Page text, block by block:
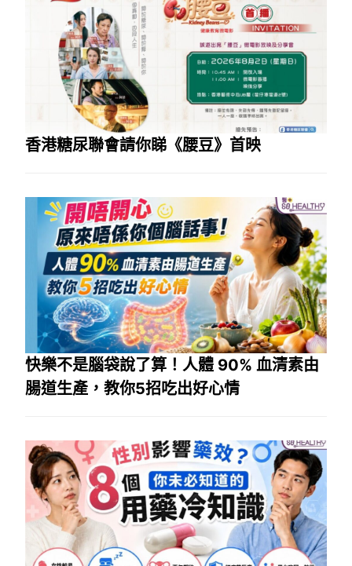
香港糖尿聯會請你睇《腰豆》首映
快樂不是腦袋說了算！人體 90% 血清素由
腸道生產，教你5招吃出好心情